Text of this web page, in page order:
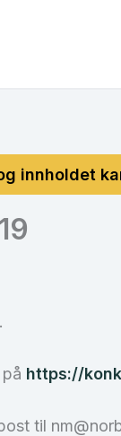
https://
til